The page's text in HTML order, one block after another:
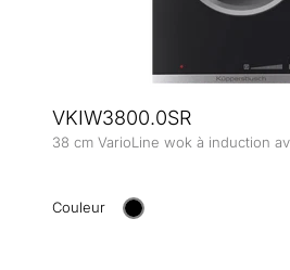
VKIW3800.0SR
38 cm VarioLine wok à induction
Couleur